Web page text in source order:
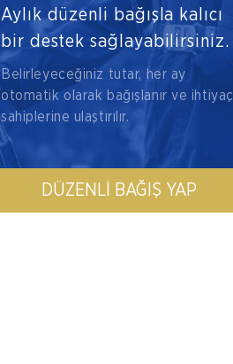
Aylık düzenli bağışla kalıcı
bir destek sağlayabilirsiniz.
Belirleyeceğiniz tutar, her ay
otomatik olarak bağışlanır ve ihtiyaç
sahiplerine ulaştırılır.
DÜZENLI BAĞIŞ YAP